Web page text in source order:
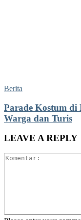
Berita
Parade Kostum di
Warga dan Turis
LEAVE A REPLY